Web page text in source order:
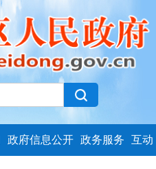
政府信息公开 政务服务 互动